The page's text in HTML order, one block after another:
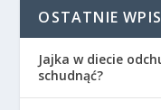
OSTATNIE
Jajka w diecie
schudnąć?